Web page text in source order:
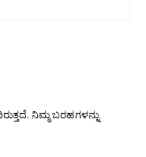
ನಿಮ್ಮ ಬರಹಗಳನ್ನು